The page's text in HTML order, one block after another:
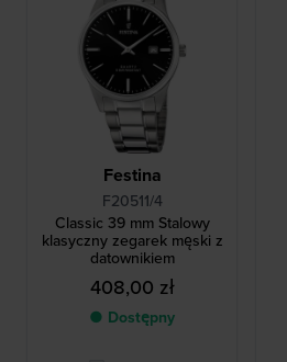
Festina
F20511/4
Classic 39 mm Stalowy
klasyczny zegarek męski z
datownikiem
408,00 zł
● Dostępny